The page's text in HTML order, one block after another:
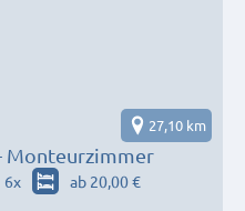
Monteurzimmer
27,10 km
6x ab 20,00 €